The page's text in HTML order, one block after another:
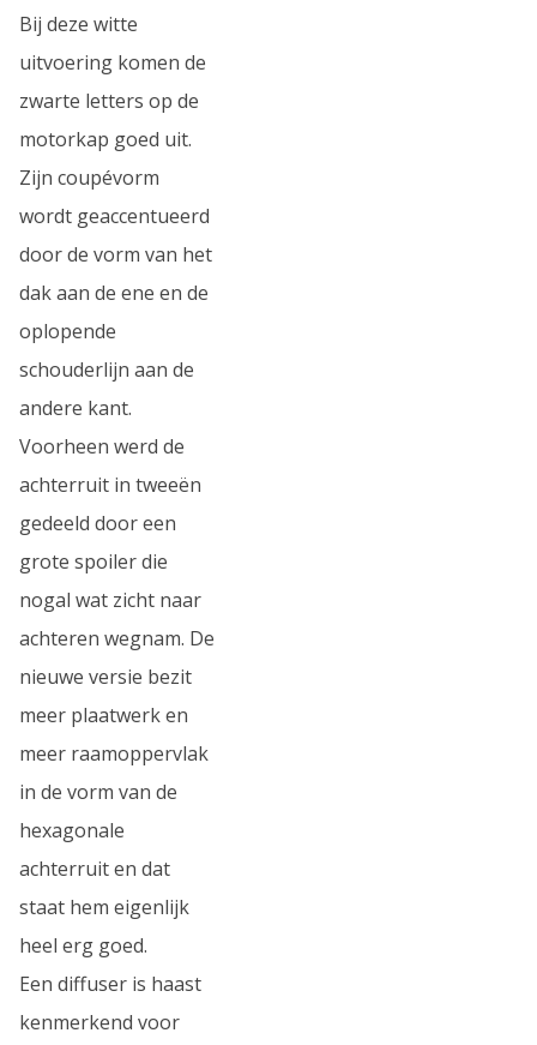
Bij deze witte
uitvoering komen de
zwarte letters op de
motorkap goed uit.
Zijn coupévorm
wordt geaccentueerd
door de vorm van het
dak aan de ene en de
oplopende
schouderlijn aan de
andere kant.
Voorheen werd de
achterruit in tweeën
gedeeld door een
grote spoiler die
nogal wat zicht naar
achteren wegnam. De
nieuwe versie bezit
meer plaatwerk en
meer raamoppervlak
in de vorm van de
hexagonale
achterruit en dat
staat hem eigenlijk
heel erg goed.
Een diffuser is haast
kenmerkend voor